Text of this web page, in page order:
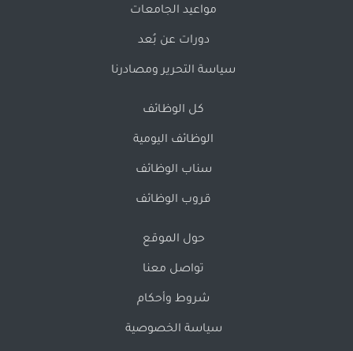
مواعيد الجامعات
دورات عن بُعد
سياسة التحرير ومصادرنا
كل الوظائف
الوظائف اليومية
سناب الوظائف
قروب الوظائف
حول الموقع
تواصل معنا
شروط وأحكام
سياسة الخصوصية